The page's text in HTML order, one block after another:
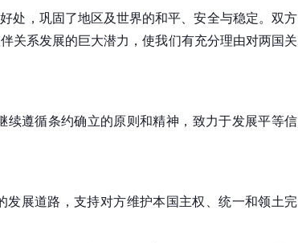
处，巩固了地区及世界的和平、安全与稳定。双方
关系发展的巨大潜力，使我们有充分理由对两国关
遵循条约确立的原则和精神，致力于发展平等信
发展道路，支持对方维护本国主权、统一和领土完